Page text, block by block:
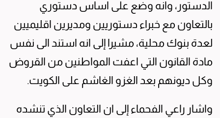
الدستور، وانه وضع على اساس دستوري
بالتعاون مع خبراء دستوريين ومديرين اقليميين
لعدة بنوك محلية، مشيرا إلى انه استند الى نفس
مادة القانون التي اعفت المواطنين من القروض
وكل ديونهم بعد الغزو الغاشم على الكويت.
واشار راعي الفحماء إلى ان التعاون الذي تنشده